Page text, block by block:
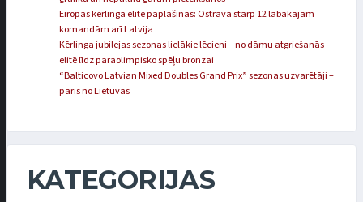
Eiropas kērlinga elite paplašinās: Ostravā starp 12 labākajām
komandām arī Latvija
Kērlinga jubilejas sezonas lielākie lēcieni – no dāmu atgriešanās
elitē līdz paraolimpisko spēļu bronzai
“Balticovo Latvian Mixed Doubles Grand Prix” sezonas uzvarētāji –
pāris no Lietuvas
KATEGORIJAS